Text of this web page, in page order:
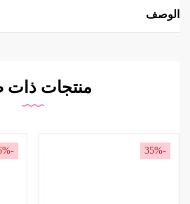
الوصف
منتجات ذات
-35%
-26%